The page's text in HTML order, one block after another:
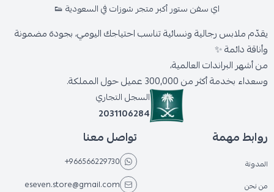
اي سفن ستور أكبر متجر شوزات في السعودية 👟
يقدّم ملابس رجالية ونسائية تناسب احتياجك اليومي، بجودة مضمونة
وأناقة دائمة ✨
من أشهر البراندات العالمية،
وسعداء بخدمة أكثر من 300,000 عميل حول المملكة.
السجل التجاري
2031106284
روابط مهمة
المدونة
من نحن
تواصل معنا
+966566229730
eseven.store@gmail.com